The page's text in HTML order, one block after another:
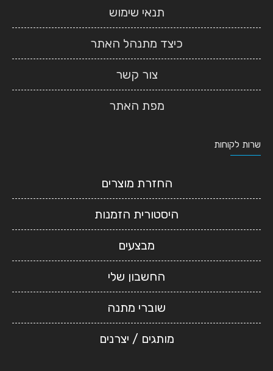
תנאי שימוש
כיצד מתנהל האתר
צור קשר
מפת האתר
שרות לקוחות
החזרת מוצרים
היסטורית הזמנות
מבצעים
החשבון שלי
שוברי מתנה
מותגים / יצרנים